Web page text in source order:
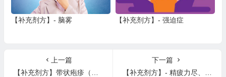
【补充剂方】- 脑雾 【补充剂方】- 强迫症
上一篇
【补充剂方】带状疱疹（多种神经痛、肩周炎、灼烧感、颈部背部/下颚/牙龈/舌头疼痛等）
下一篇
【补充剂方】- 精疲力尽、疲惫不堪、极度疲劳